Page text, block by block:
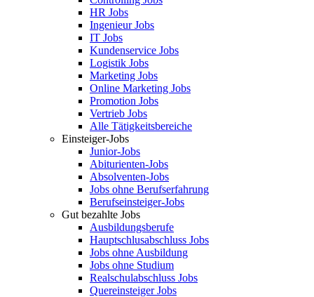
HR Jobs
Ingenieur Jobs
IT Jobs
Kundenservice Jobs
Logistik Jobs
Marketing Jobs
Online Marketing Jobs
Promotion Jobs
Vertrieb Jobs
Alle Tätigkeitsbereiche
Einsteiger-Jobs
Junior-Jobs
Abiturienten-Jobs
Absolventen-Jobs
Jobs ohne Berufserfahrung
Berufseinsteiger-Jobs
Gut bezahlte Jobs
Ausbildungsberufe
Hauptschlusabschluss Jobs
Jobs ohne Ausbildung
Jobs ohne Studium
Realschulabschluss Jobs
Quereinsteiger Jobs